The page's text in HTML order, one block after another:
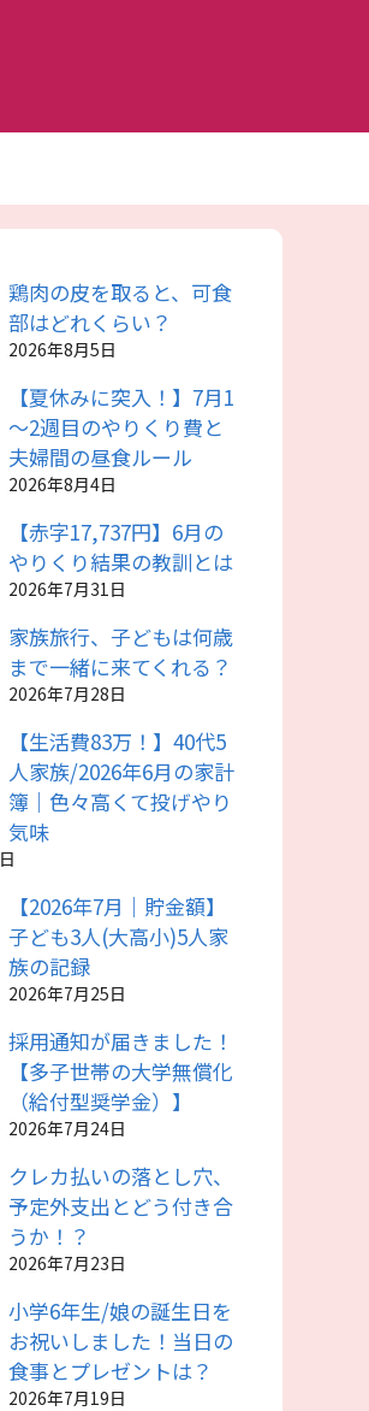
鶏肉の皮を取ると、可食
部はどれくらい？
2026年8月5日
【夏休みに突入！】7月1
～2週目のやりくり費と
夫婦間の昼食ルール
2026年8月4日
【赤字17,737円】6月の
やりくり結果の教訓とは
2026年7月31日
家族旅行、子どもは何歳
まで一緒に来てくれる？
2026年7月28日
【生活費83万！】40代5
人家族/2026年6月の家計
簿｜色々高くて投げやり
気味
【2026年7月｜貯金額】
子ども3人(大高小)5人家
族の記録
2026年7月25日
採用通知が届きました！
【多子世帯の大学無償化
（給付型奨学金）】
2026年7月24日
クレカ払いの落とし穴、
予定外支出とどう付き合
うか！？
2026年7月23日
小学6年生/娘の誕生日を
お祝いしました！当日の
食事とプレゼントは？
2026年7月19日